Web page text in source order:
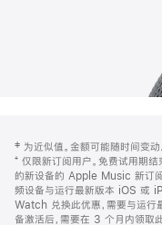
页
页
脚
注
‡ 为近似值。金额可能随时间变动
⁺ 仅限新订阅用户。免费试用期
的新设备的 Apple Music 新订阅
频设备与运行最新版本 iOS 或
Watch 兑换此优惠，需要与运
备激活后，需要在 3 个月内领取